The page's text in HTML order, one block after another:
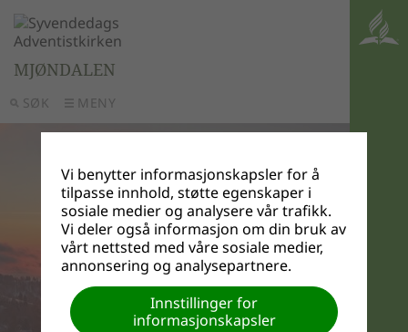
SØK MENY
MJØNDALEN
Vi benytter informasjonskapsler for å
tilpasse innhold, støtte egenskaper i
sosiale medier og analysere vår trafikk.
Vi deler også informasjon om din bruk av
vårt nettsted med våre sosiale medier,
annonsering og analysepartnere.
Innstillinger for
informasjonskapsler